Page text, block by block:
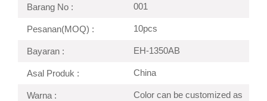
Barang No : 001
Pesanan(MOQ) : 10pcs
Bayaran : EH-1350AB
Asal Produk : China
Warna :
Color can be customized as